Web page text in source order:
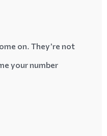
on. They’re not
your number